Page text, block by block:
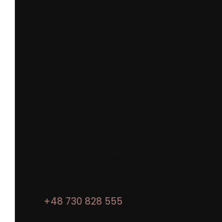
+48 730 828 555